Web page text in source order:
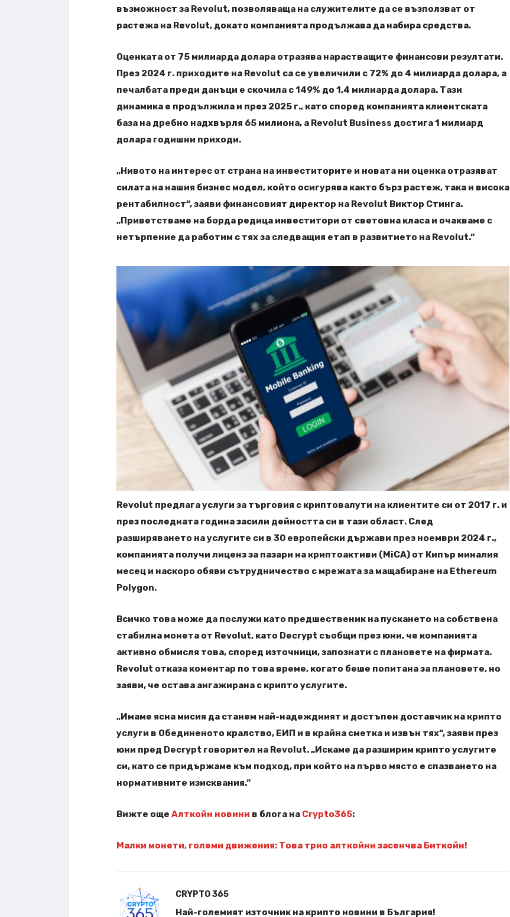
възможност за Revolut, позволяваща на служителите да се възползват от
растежа на Revolut, докато компанията продължава да набира средства.
Оценката от 75 милиарда долара отразява нарастващите финансови резултати.
През 2024 г. приходите на Revolut са се увеличили с 72% до 4 милиарда долара, а
печалбата преди данъци е скочила с 149% до 1,4 милиарда долара. Тази
динамика е продължила и през 2025 г., като според компанията клиентската
база на дребно надхвърля 65 милиона, а Revolut Business достига 1 милиард
долара годишни приходи.
„Нивото на интерес от страна на инвеститорите и новата ни оценка отразяват
силата на нашия бизнес модел, който осигурява както бърз растеж, така и висока
рентабилност“, заяви финансовият директор на Revolut Виктор Стинга.
„Приветстваме на борда редица инвеститори от световна класа и очакваме с
нетърпение да работим с тях за следващия етап в развитието на Revolut.“
Revolut предлага услуги за търговия с криптовалути на клиентите си от 2017 г. и
през последната година засили дейността си в тази област. След
разширяването на услугите си в 30 европейски държави през ноември 2024 г.,
компанията получи лиценз за пазари на криптоактиви (MiCA) от Кипър миналия
месец и наскоро обяви сътрудничество с мрежата за мащабиране на Ethereum
Polygon.
Всичко това може да послужи като предшественик на пускането на собствена
стабилна монета от Revolut, като Decrypt съобщи през юни, че компанията
активно обмисля това, според източници, запознати с плановете на фирмата.
Revolut отказа коментар по това време, когато беше попитана за плановете, но
заяви, че остава ангажирана с крипто услугите.
„Имаме ясна мисия да станем най-надеждният и достъпен доставчик на крипто
услуги в Обединеното кралство, ЕИП и в крайна сметка и извън тях“, заяви през
юни пред Decrypt говорител на Revolut. „Искаме да разширим крипто услугите
си, като се придържаме към подход, при който на първо място е спазването на
нормативните изисквания.“
Вижте още Алткойн новини в блога на Crypto365:
Малки монети, големи движения: Това трио алткойни засенчва Биткойн!
CRYPTO 365
Най-големият източник на крипто новини в България!